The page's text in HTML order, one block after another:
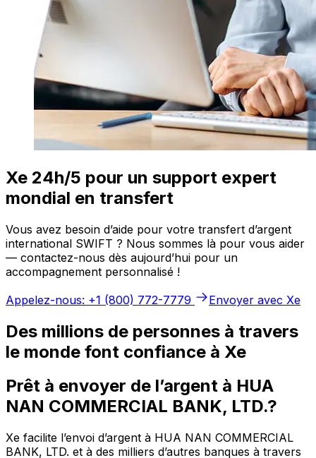
Xe 24h/5 pour un support expert
mondial en transfert
Vous avez besoin d’aide pour votre transfert d’argent
international SWIFT ? Nous sommes là pour vous aider
— contactez-nous dès aujourd’hui pour un
accompagnement personnalisé !
Appelez-nous: +1 (800) 772-7779
Envoyer avec Xe
Des millions de personnes à travers
le monde font confiance à Xe
Prêt à envoyer de l’argent à HUA
NAN COMMERCIAL BANK, LTD.?
Xe facilite l’envoi d’argent à HUA NAN COMMERCIAL
BANK, LTD. et à des milliers d’autres banques à travers